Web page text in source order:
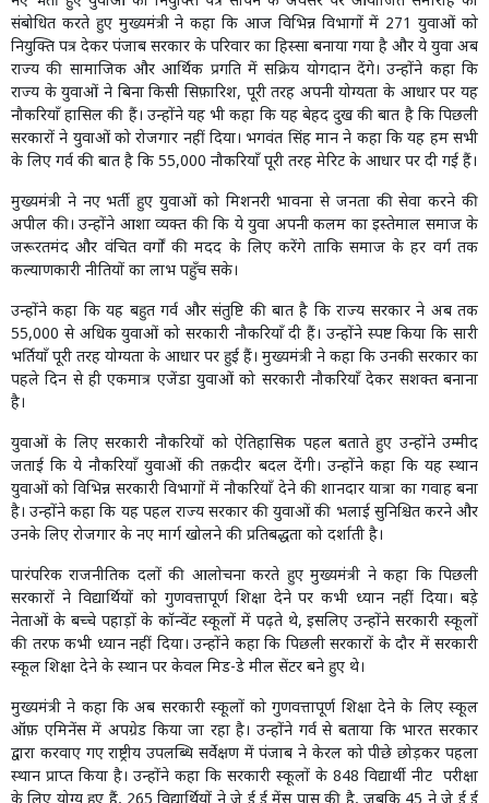
संबोधित करते हुए मुख्यमंत्री ने कहा कि आज विभिन्न विभागों में 271 युवाओं को
नियुक्ति पत्र देकर पंजाब सरकार के परिवार का हिस्सा बनाया गया है और ये युवा अब
राज्य की सामाजिक और आर्थिक प्रगति में सक्रिय योगदान देंगे। उन्होंने कहा कि
राज्य के युवाओं ने बिना किसी सिफ़ारिश, पूरी तरह अपनी योग्यता के आधार पर यह
नौकरियाँ हासिल की हैं। उन्होंने यह भी कहा कि यह बेहद दुख की बात है कि पिछली
सरकारों ने युवाओं को रोजगार नहीं दिया। भगवंत सिंह मान ने कहा कि यह हम सभी
के लिए गर्व की बात है कि 55,000 नौकरियाँ पूरी तरह मेरिट के आधार पर दी गई हैं।
मुख्यमंत्री ने नए भर्ती हुए युवाओं को मिशनरी भावना से जनता की सेवा करने की
अपील की। उन्होंने आशा व्यक्त की कि ये युवा अपनी कलम का इस्तेमाल समाज के
जरूरतमंद और वंचित वर्गों की मदद के लिए करेंगे ताकि समाज के हर वर्ग तक
कल्याणकारी नीतियों का लाभ पहुँच सके।
उन्होंने कहा कि यह बहुत गर्व और संतुष्टि की बात है कि राज्य सरकार ने अब तक
55,000 से अधिक युवाओं को सरकारी नौकरियाँ दी हैं। उन्होंने स्पष्ट किया कि सारी
भर्तियाँ पूरी तरह योग्यता के आधार पर हुई हैं। मुख्यमंत्री ने कहा कि उनकी सरकार का
पहले दिन से ही एकमात्र एजेंडा युवाओं को सरकारी नौकरियाँ देकर सशक्त बनाना
है।
युवाओं के लिए सरकारी नौकरियों को ऐतिहासिक पहल बताते हुए उन्होंने उम्मीद
जताई कि ये नौकरियाँ युवाओं की तक़दीर बदल देंगी। उन्होंने कहा कि यह स्थान
युवाओं को विभिन्न सरकारी विभागों में नौकरियाँ देने की शानदार यात्रा का गवाह बना
है। उन्होंने कहा कि यह पहल राज्य सरकार की युवाओं की भलाई सुनिश्चित करने और
उनके लिए रोजगार के नए मार्ग खोलने की प्रतिबद्धता को दर्शाती है।
पारंपरिक राजनीतिक दलों की आलोचना करते हुए मुख्यमंत्री ने कहा कि पिछली
सरकारों ने विद्यार्थियों को गुणवत्तापूर्ण शिक्षा देने पर कभी ध्यान नहीं दिया। बड़े
नेताओं के बच्चे पहाड़ों के कॉन्वेंट स्कूलों में पढ़ते थे, इसलिए उन्होंने सरकारी स्कूलों
की तरफ कभी ध्यान नहीं दिया। उन्होंने कहा कि पिछली सरकारों के दौर में सरकारी
स्कूल शिक्षा देने के स्थान पर केवल मिड-डे मील सेंटर बने हुए थे।
मुख्यमंत्री ने कहा कि अब सरकारी स्कूलों को गुणवत्तापूर्ण शिक्षा देने के लिए स्कूल
ऑफ़ एमिनेंस में अपग्रेड किया जा रहा है। उन्होंने गर्व से बताया कि भारत सरकार
द्वारा करवाए गए राष्ट्रीय उपलब्धि सर्वेक्षण में पंजाब ने केरल को पीछे छोड़कर पहला
स्थान प्राप्त किया है। उन्होंने कहा कि सरकारी स्कूलों के 848 विद्यार्थी नीट परीक्षा